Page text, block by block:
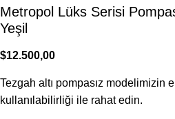
Metropol Lüks Serisi
Yeşil
$12.500,00
Tezgah altı pompasız modelimizin
kullanılabilirliği ile rahat edin.